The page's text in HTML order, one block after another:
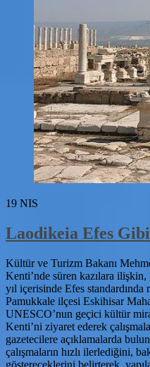
19 NIS
Laodikeia Efes
Kültür ve Turizm Bakanı
Kenti’nde süren kazılara ilişkin,
yıl içerisinde Efes
Pamukkale ilçesi Eskihisar
UNESCO’nun geçici kültür
Kenti’ni ziyaret ederek
gazetecilere açıklamalarda
çalışmaların hızlı ilerlediğini,
göstereceklerini belirterek,